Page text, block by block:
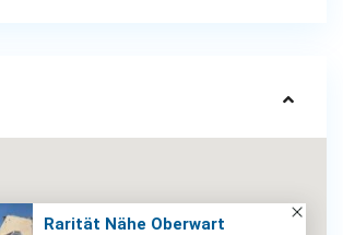
Rarität Nähe Oberwart